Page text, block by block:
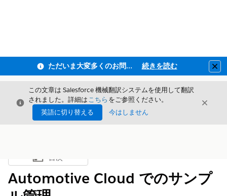
ただいま大変多くのお問い合わせをいただいており、ご連絡までにお時間を頂戴しております 続きを読む
閉じる
この文章は Salesforce 機械翻訳システムを使用して翻訳
されました。詳細はこちら をご参照ください。
英語に切り替える
今はしません
閉じる
目次を表示
目次
Automotive Cloud でのサンプ